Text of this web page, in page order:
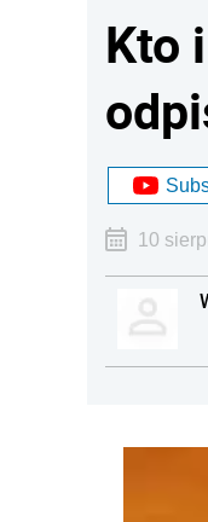
Kto
10